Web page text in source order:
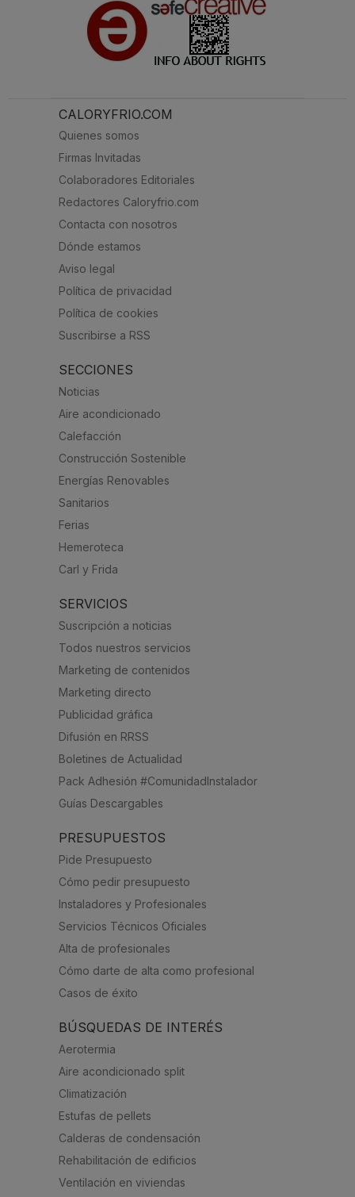
CALORYFRIO.COM
Quienes somos
Firmas Invitadas
Colaboradores Editoriales
Redactores Caloryfrio.com
Contacta con nosotros
Dónde estamos
Aviso legal
Política de privacidad
Política de cookies
Suscribirse a RSS
SECCIONES
Noticias
Aire acondicionado
Calefacción
Construcción Sostenible
Energías Renovables
Sanitarios
Ferias
Hemeroteca
Carl y Frida
SERVICIOS
Suscripción a noticias
Todos nuestros servicios
Marketing de contenidos
Marketing directo
Publicidad gráfica
Difusión en RRSS
Boletines de Actualidad
Pack Adhesión #ComunidadInstalador
Guías Descargables
PRESUPUESTOS
Pide Presupuesto
Cómo pedir presupuesto
Instaladores y Profesionales
Servicios Técnicos Oficiales
Alta de profesionales
Cómo darte de alta como profesional
Casos de éxito
BÚSQUEDAS DE INTERÉS
Aerotermia
Aire acondicionado split
Climatización
Estufas de pellets
Calderas de condensación
Rehabilitación de edificios
Ventilación en viviendas